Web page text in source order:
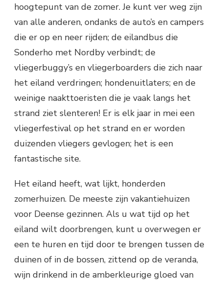
hoogtepunt van de zomer. Je kunt ver weg zijn
van alle anderen, ondanks de auto’s en campers
die er op en neer rijden; de eilandbus die
Sonderho met Nordby verbindt; de
vliegerbuggy’s en vliegerboarders die zich naar
het eiland verdringen; hondenuitlaters; en de
weinige naakttoeristen die je vaak langs het
strand ziet slenteren! Er is elk jaar in mei een
vliegerfestival op het strand en er worden
duizenden vliegers gevlogen; het is een
fantastische site.
Het eiland heeft, wat lijkt, honderden
zomerhuizen. De meeste zijn vakantiehuizen
voor Deense gezinnen. Als u wat tijd op het
eiland wilt doorbrengen, kunt u overwegen er
een te huren en tijd door te brengen tussen de
duinen of in de bossen, zittend op de veranda,
wijn drinkend in de amberkleurige gloed van